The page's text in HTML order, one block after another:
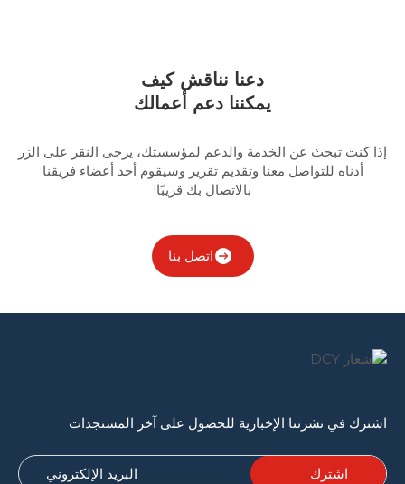
دعنا نناقش كيف
يمكننا دعم أعمالك
إذا كنت تبحث عن الخدمة والدعم لمؤسستك، يرجى النقر على الزر
أدناه للتواصل معنا وتقديم تقرير وسيقوم أحد أعضاء فريقنا
بالاتصال بك قريبًا!
اتصل بنا
اشترك في نشرتنا الإخبارية للحصول على آخر المستجدات